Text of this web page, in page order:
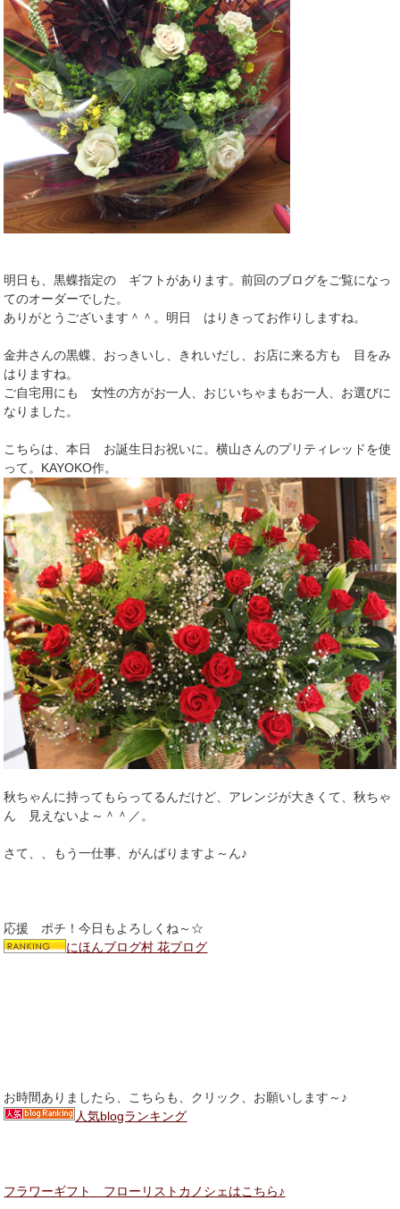
明日も、黒蝶指定の ギフトがあります。前回のブログをご覧になっ
てのオーダーでした。
ありがとうございます＾＾。明日 はりきってお作りしますね。
金井さんの黒蝶、おっきいし、きれいだし、お店に来る方も 目をみ
はりますね。
ご自宅用にも 女性の方がお一人、おじいちゃまもお一人、お選びに
なりました。
こちらは、本日 お誕生日お祝いに。横山さんのプリティレッドを使
って。KAYOKO作。
秋ちゃんに持ってもらってるんだけど、アレンジが大きくて、秋ちゃ
ん 見えないよ～＾＾／。
さて、、もう一仕事、がんばりますよ～ん♪
応援 ポチ！今日もよろしくね～☆
にほんブログ村 花ブログ
お時間ありましたら、こちらも、クリック、お願いします～♪
人気blogランキング
フラワーギフト フローリストカノシェはこちら♪